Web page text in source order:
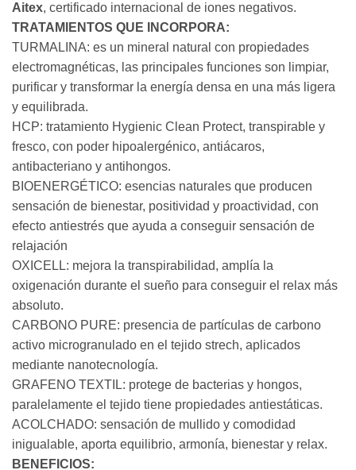
Aitex, certificado internacional de iones negativos.
TRATAMIENTOS QUE INCORPORA:
TURMALINA: es un mineral natural con propiedades
electromagnéticas, las principales funciones son limpiar,
purificar y transformar la energía densa en una más ligera
y equilibrada.
HCP: tratamiento Hygienic Clean Protect, transpirable y
fresco, con poder hipoalergénico, antiácaros,
antibacteriano y antihongos.
BIOENERGÉTICO: esencias naturales que producen
sensación de bienestar, positividad y proactividad, con
efecto antiestrés que ayuda a conseguir sensación de
relajación
OXICELL: mejora la transpirabilidad, amplía la
oxigenación durante el sueño para conseguir el relax más
absoluto.
CARBONO PURE: presencia de partículas de carbono
activo microgranulado en el tejido strech, aplicados
mediante nanotecnología.
GRAFENO TEXTIL: protege de bacterias y hongos,
paralelamente el tejido tiene propiedades antiestáticas.
ACOLCHADO: sensación de mullido y comodidad
inigualable, aporta equilibrio, armonía, bienestar y relax.
BENEFICIOS: